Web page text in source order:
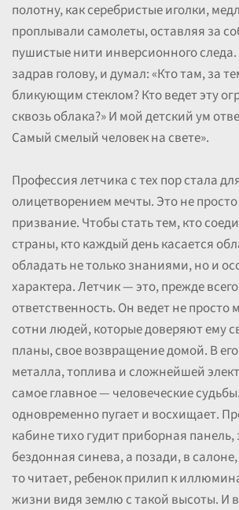
полотну, как серебристые иголки,
проплывали самолеты, оставляя за
пушистые нити инверсионного
задрав голову, и думал: «Кто там, за
бликующим стеклом? Кто ведет эту
сквозь облака?» И мой детский ум
Самый смелый человек на свете».
Профессия летчика с тех пор стала
олицетворением мечты. Это не
призвание. Чтобы стать тем, кто
страны, кто каждый день касается
обладать не только знаниями, но и
характера. Летчик — это, прежде
ответственность. Он ведет не просто
сотни людей, которые доверяют ему
планы, свое возвращение домой. В
металла, топлива и сложнейшей
самое главное — человеческие
одновременно пугает и восхищает.
кабине тихо гудит приборная
бездонная синева, а позади, в
то читает, ребенок прилип к
жизни видя землю с такой высоты. И